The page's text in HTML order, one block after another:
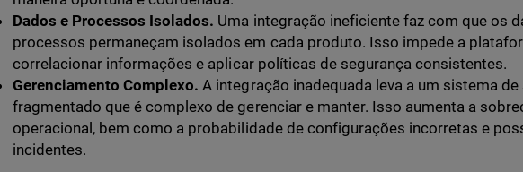
Dados e Processos Isolados. Uma integração ineficiente faz com que os
processos permaneçam isolados em cada produto. Isso impede a
correlacionar informações e aplicar políticas de segurança consistentes.
Gerenciamento Complexo. A integração inadequada leva a um sistema de
fragmentado que é complexo de gerenciar e manter. Isso aumenta a
operacional, bem como a probabilidade de configurações incorretas e
incidentes.